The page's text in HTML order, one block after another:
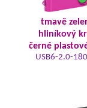
tmavě
hliníkový
černé
USB6-2.0-